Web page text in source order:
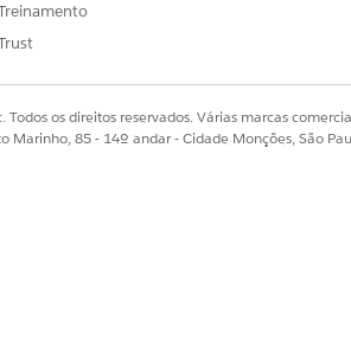
de serviço.
os direitos reservados. Várias marcas
Marinho, 85 - 14º andar - Cidade Monções, São